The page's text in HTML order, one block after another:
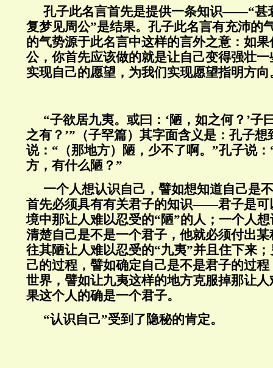
孔子此名言首先是提供一条知识——“甚
复梦见周公”是结果。孔子此名言有充沛的
的气势源于此名言中这样的言外之意：如
公，你首先应该做的就是让自己变得强壮
实现自己的愿望，为我们实现愿望指明方向
“子欲居九夷。或曰：‘陋，如之何？’子
之有？’”（子罕篇）其字面含义是：孔子
说：“（那地方）陋，少不了啊。”孔子说
方，有什么陋？”
一个人想认识自己，譬如想知道自己是
首先必须具有有关君子的知识——君子是可
境中那让人难以忍受的“陋”的人；一个人
清楚自己是不是一个君子，他就必须付出
往其陋让人难以忍受的“九夷”并且住下来
己的过程，譬如确定自己是不是君子的过
世界，譬如让九夷这样的地方克服掉那让
果这个人的确是一个君子。
“认识自己”受到了隐秘的肯定。